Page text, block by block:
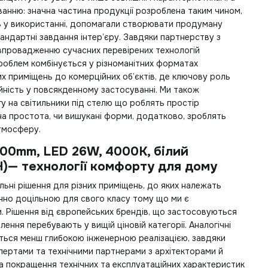
значна частина продукції розроблена таким чином,
у використанні, допомагали створювати продуману
завдання інтер’єру. Завдяки партнерству з
сучасних перевірених технологій
комбінується у різноманітних форматах
приміщень до комерційних об’єктів, де ключову роль
у повсякденному застосуванні. Ми також
на світильники під стелю що роблять простір
простота, чи вишукані форми, додатково, зроблять
LED 26W, 4000К, білий
технології комфорту для дому
рішення для різних приміщень, до яких належать
доцільною для свого класу тому що ми є
Рішення від європейських брендів, що застосовуються
перебувають у вищій ціновій категорії. Аналогічні
менш глибокою інженерною реалізацією, завдяки
та технічними партнерами з архітекторами й
технічних та експлуатаційних характеристик